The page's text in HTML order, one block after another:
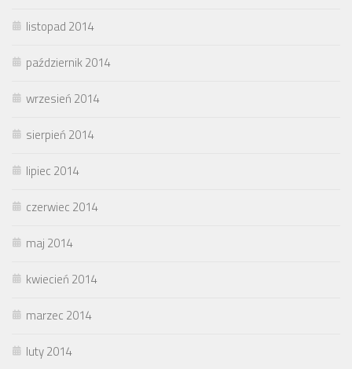
listopad 2014
październik 2014
wrzesień 2014
sierpień 2014
lipiec 2014
czerwiec 2014
maj 2014
kwiecień 2014
marzec 2014
luty 2014